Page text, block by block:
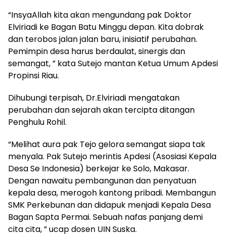
“InsyaAllah kita akan mengundang pak Doktor
Elviriadi ke Bagan Batu Minggu depan. Kita dobrak
dan terobos jalan jalan baru, inisiatif perubahan.
Pemimpin desa harus berdaulat, sinergis dan
semangat, ” kata Sutejo mantan Ketua Umum Apdesi
Propinsi Riau.
Dihubungi terpisah, Dr.Elviriadi mengatakan
perubahan dan sejarah akan tercipta ditangan
Penghulu Rohil.
“Melihat aura pak Tejo gelora semangat siapa tak
menyala. Pak Sutejo merintis Apdesi (Asosiasi Kepala
Desa Se Indonesia) berkejar ke Solo, Makasar.
Dengan nawaitu pembangunan dan penyatuan
kepala desa, merogoh kantong pribadi. Membangun
SMK Perkebunan dan didapuk menjadi Kepala Desa
Bagan Sapta Permai. Sebuah nafas panjang demi
cita cita, ” ucap dosen UIN Suska.